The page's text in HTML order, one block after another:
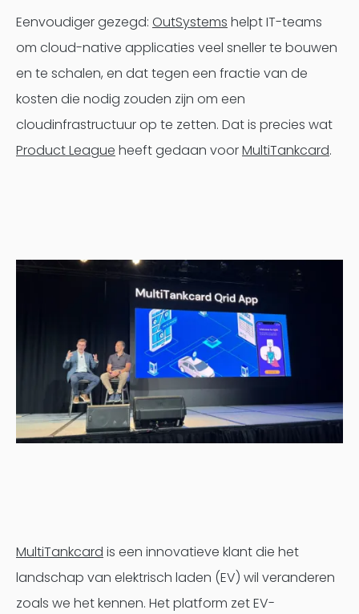
Eenvoudiger gezegd: OutSystems helpt IT-teams
om cloud-native applicaties veel sneller te bouwen
en te schalen, en dat tegen een fractie van de
kosten die nodig zouden zijn om een
cloudinfrastructuur op te zetten. Dat is precies wat
Product League heeft gedaan voorMultiTankcard.
MultiTankcard is een innovatieve klant die het
landschap van elektrisch laden (EV) wil veranderen
zoals we het kennen. Het platform zet EV-